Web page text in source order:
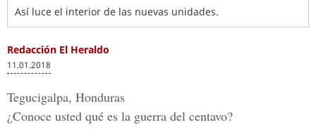
Así luce el interior de las nuevas unidades.
Redacción El Heraldo
11.01.2018
Tegucigalpa, Honduras
¿Conoce usted qué es la guerra del centavo?